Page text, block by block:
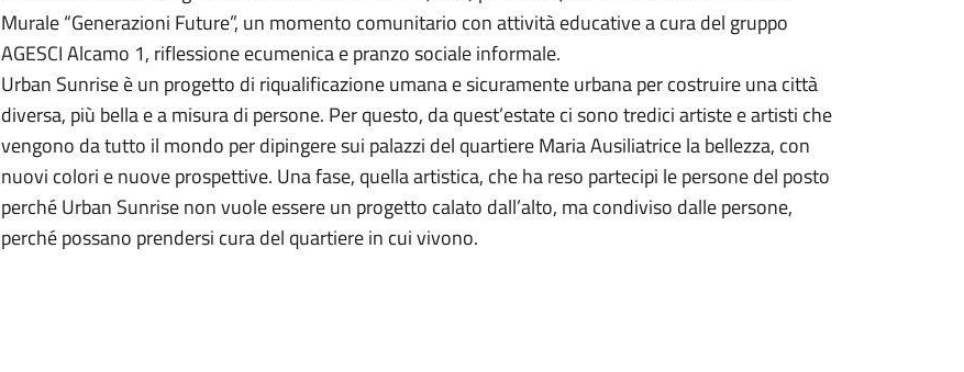
Murale “Generazioni Future”, un momento comunitario con attività educative a cura del gruppo
AGESCI Alcamo 1, riflessione ecumenica e pranzo sociale informale.
Urban Sunrise è un progetto di riqualificazione umana e sicuramente urbana per costruire una città
diversa, più bella e a misura di persone. Per questo, da quest’estate ci sono tredici artiste e artisti che
vengono da tutto il mondo per dipingere sui palazzi del quartiere Maria Ausiliatrice la bellezza, con
nuovi colori e nuove prospettive. Una fase, quella artistica, che ha reso partecipi le persone del posto
perché Urban Sunrise non vuole essere un progetto calato dall’alto, ma condiviso dalle persone,
perché possano prendersi cura del quartiere in cui vivono.